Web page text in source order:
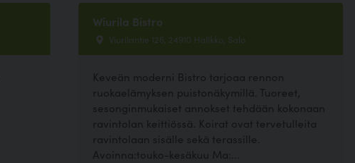
Wiurila Bistro
Viurilantie 126, 24910 Halikko, Salo
Keveän moderni Bistro tarjoaa rennon
ruokaelämyksen puistonäkymillä. Tuoreet,
sesonginmukaiset annokset tehdään kokonaan
ravintolan keittiössä. Koirat ovat tervetulleita
ravintolaan sisälle sekä terassille.
Avoinna:touko-kesäkuu Ma:...